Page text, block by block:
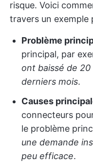
risque. Voici
travers un exemple
Problème
principal, par
ont baissé de 20
derniers mois.
Causes
connecteurs
le problème
une demande
peu efficace.